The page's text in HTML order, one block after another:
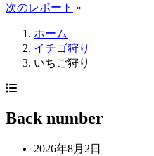
次のレポート »
ホーム
イチゴ狩り
いちご狩り
Back number
2026年8月2日